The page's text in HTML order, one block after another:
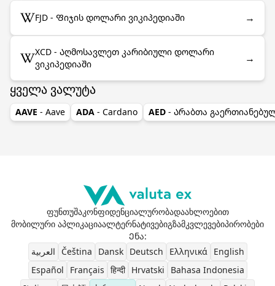
FJD - Ფიჯის დოლარი ვიკიპედიაში →
XCD - Აღმოსავლეთ კარიბიული დოლარი
ვიკიპედიაში
→
ყველა ვალუტა
AAVE - Aave ADA - Cardano AED - Არაბთა
ფუნთუშაკონფიდენციალურობადაახლოებით
მობილური აპლიკაციაალტერნატივებიგზამკვლევებიპირობები
Ენა:
العربية
Čeština Dansk Deutsch Ελληνικά
English
Español
Français हिन्दी Hrvatski
Bahasa Indonesia